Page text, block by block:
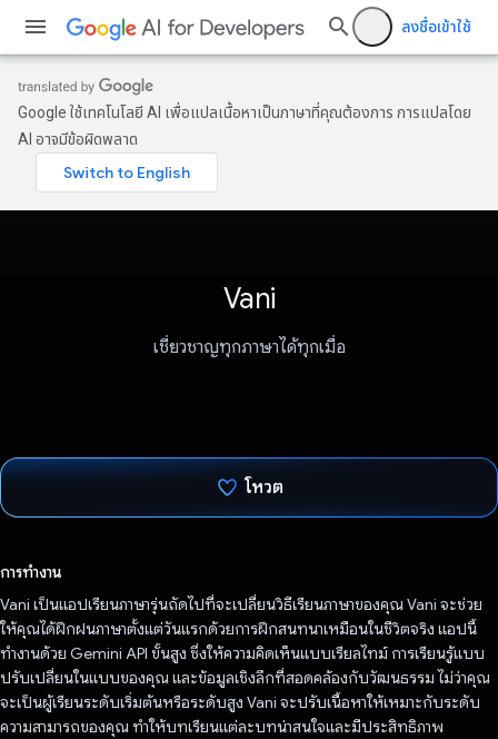
ลงชื่อเข้าใช้
Google ใช้เทคโนโลยี AI เพื่อแปลเนื้อหาเป็นภาษาที่คุณต้องการ การแปลโดย
AI อาจมีข้อผิดพลาด
Vani
เชี่ยวชาญทุกภาษาได้ทุกเมื่อ
โหวต
การทำงาน
Vani เป็นแอปเรียนภาษารุ่นถัดไปที่จะเปลี่ยนวิธีเรียนภาษาของคุณ Vani จะช่วย
ให้คุณได้ฝึกฝนภาษาตั้งแต่วันแรกด้วยการฝึกสนทนาเหมือนในชีวิตจริง แอปนี้
ทำงานด้วย Gemini API ขั้นสูง ซึ่งให้ความคิดเห็นแบบเรียลไทม์ การเรียนรู้แบบ
ปรับเปลี่ยนในแบบของคุณ และข้อมูลเชิงลึกที่สอดคล้องกับวัฒนธรรม ไม่ว่าคุณ
จะเป็นผู้เรียนระดับเริ่มต้นหรือระดับสูง Vani จะปรับเนื้อหาให้เหมาะกับระดับ
ความสามารถของคุณ ทำให้บทเรียนแต่ละบทน่าสนใจและมีประสิทธิภาพ